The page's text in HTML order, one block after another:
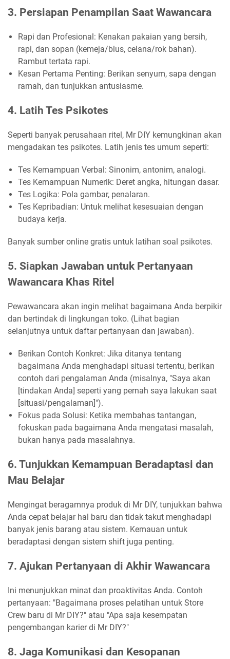
3. Persiapan Penampilan Saat Wawancara
Rapi dan Profesional: Kenakan pakaian yang bersih,
rapi, dan sopan (kemeja/blus, celana/rok bahan).
Rambut tertata rapi.
Kesan Pertama Penting: Berikan senyum, sapa dengan
ramah, dan tunjukkan antusiasme.
4. Latih Tes Psikotes
Seperti banyak perusahaan ritel, Mr DIY kemungkinan akan
mengadakan tes psikotes. Latih jenis tes umum seperti:
Tes Kemampuan Verbal: Sinonim, antonim, analogi.
Tes Kemampuan Numerik: Deret angka, hitungan dasar.
Tes Logika: Pola gambar, penalaran.
Tes Kepribadian: Untuk melihat kesesuaian dengan
budaya kerja.
Banyak sumber online gratis untuk latihan soal psikotes.
5. Siapkan Jawaban untuk Pertanyaan
Wawancara Khas Ritel
Pewawancara akan ingin melihat bagaimana Anda berpikir
dan bertindak di lingkungan toko. (Lihat bagian
selanjutnya untuk daftar pertanyaan dan jawaban).
Berikan Contoh Konkret: Jika ditanya tentang
bagaimana Anda menghadapi situasi tertentu, berikan
contoh dari pengalaman Anda (misalnya, "Saya akan
[tindakan Anda] seperti yang pernah saya lakukan saat
[situasi/pengalaman]").
Fokus pada Solusi: Ketika membahas tantangan,
fokuskan pada bagaimana Anda mengatasi masalah,
bukan hanya pada masalahnya.
6. Tunjukkan Kemampuan Beradaptasi dan
Mau Belajar
Mengingat beragamnya produk di Mr DIY, tunjukkan bahwa
Anda cepat belajar hal baru dan tidak takut menghadapi
banyak jenis barang atau sistem. Kemauan untuk
beradaptasi dengan sistem shift juga penting.
7. Ajukan Pertanyaan di Akhir Wawancara
Ini menunjukkan minat dan proaktivitas Anda. Contoh
pertanyaan: "Bagaimana proses pelatihan untuk Store
Crew baru di Mr DIY?" atau "Apa saja kesempatan
pengembangan karier di Mr DIY?"
8. Jaga Komunikasi dan Kesopanan